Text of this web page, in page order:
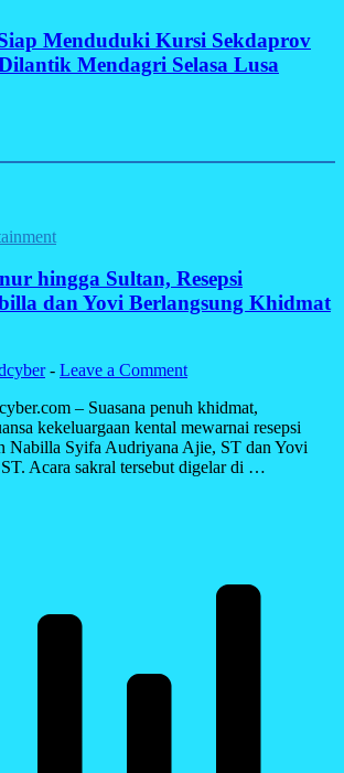
Menduduki Kursi Sekdaprov
Mendagri Selasa Lusa
hingga Sultan, Resepsi
dan Yovi Berlangsung Khidmat
- Leave a Comment
– Suasana penuh khidmat,
kekeluargaan kental mewarnai resepsi
Nabilla Syifa Audriyana Ajie, ST dan Yovi
Acara sakral tersebut digelar di …